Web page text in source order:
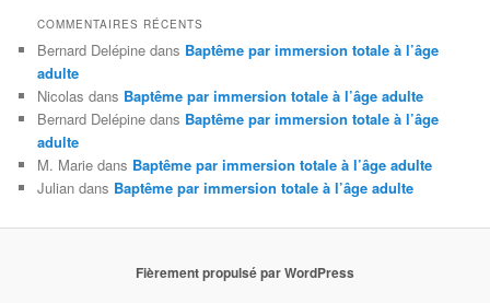
COMMENTAIRES RÉCENTS
Bernard Delépine dans Baptême par immersion totale à l’âge
adulte
Nicolas dans Baptême par immersion totale à l’âge adulte
Bernard Delépine dans Baptême par immersion totale à l’âge
adulte
M. Marie dans Baptême par immersion totale à l’âge adulte
Julian dans Baptême par immersion totale à l’âge adulte
Fièrement propulsé par WordPress